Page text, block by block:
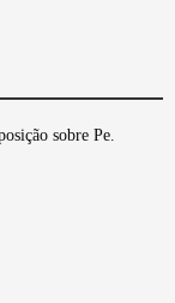
sobre Pe.